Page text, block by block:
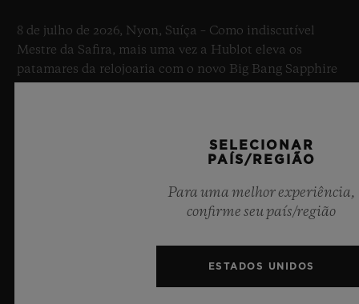
8 de julho de 2026, Nyon, Suíça – Como indiscutível
Mestre da Safira, mais uma vez a Hublot eleva os
patamares da relojoaria com o novo Big Bang Sapphire
Equipado com o inovador calibre de manufatura
própria Meca-10, este relógio é uma prova do domínio
da Hublot sobre materiais revolucionários e designs
excepcionais, evocando a sensação de infinito do céu
SELECIONAR
PAÍS/REGIÃO
Para uma melhor experiência,
confirme seu país/região
ESTADOS UNIDOS